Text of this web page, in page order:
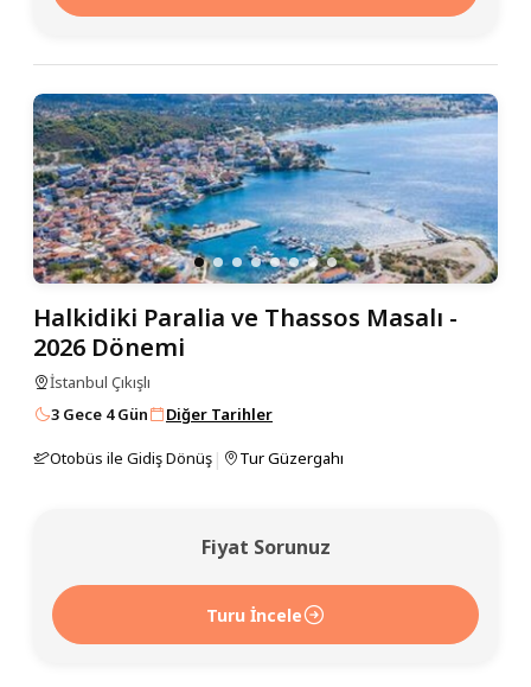
Halkidiki Paralia ve Thassos Masalı -
2026 Dönemi
İstanbul Çıkışlı
3 Gece 4 Gün
Diğer Tarihler
Otobüs ile Gidiş Dönüş | Tur Güzergahı
Fiyat Sorunuz
Turu İncele